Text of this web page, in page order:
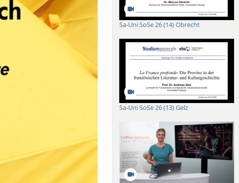
Sa-Uni SoSe 26 (14) Obrecht
Sa-Uni SoSe 26 (13) Gelz